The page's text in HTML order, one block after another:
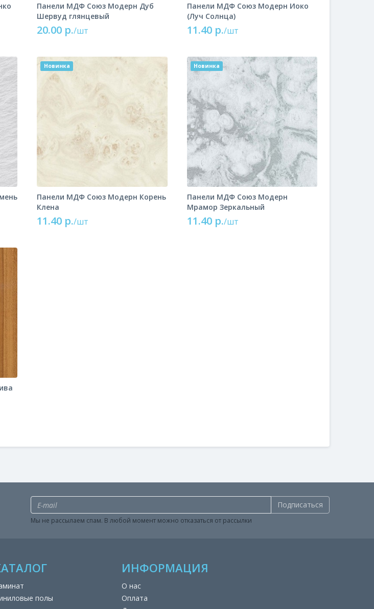
Панели МДФ Союз Модерн Дуб
Шервуд глянцевый
20.00 р./шт
Панели МДФ Союз Модерн Иоко
(Луч Солнца)
11.40 р./шт
Новинка
Панели МДФ Союз Модерн Корень
Клена
11.40 р./шт
Новинка
Панели МДФ Союз Модерн
Мрамор Зеркальный
11.40 р./шт
Подписаться
Мы не рассылаем спам. В любой момент можно отказаться от рассылки
полы
ИНФОРМАЦИЯ
О нас
Оплата